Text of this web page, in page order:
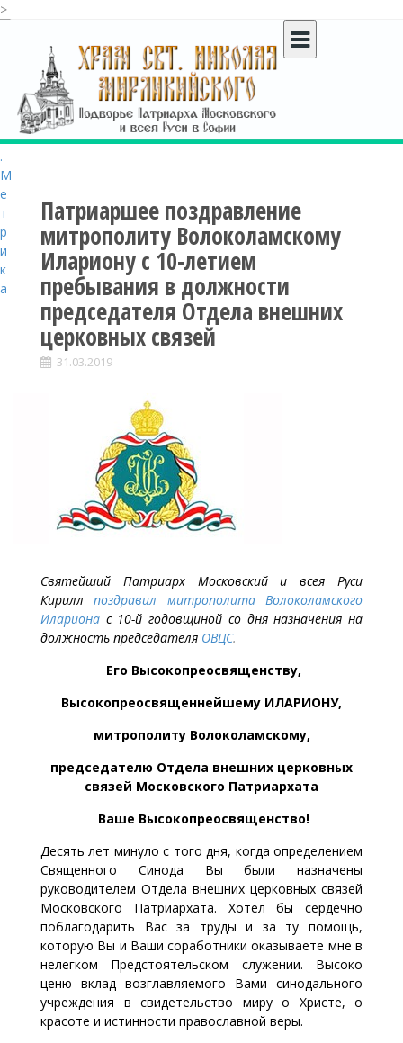
>
c
o
n
t
e
n
t
Патриаршее поздравление
митрополиту Волоколамскому
Илариону с 10-летием
пребывания в должности
председателя Отдела внешних
церковных связей
31.03.2019
Святейший Патриарх Московский и всея Руси
Кириллпоздравил
митрополита Волоколамского
Илариона с 10-й годовщиной со дня назначения на
должность председателя ОВЦС.
Его Высокопреосвященству,
Высокопреосвященнейшему ИЛАРИОНУ,
митрополиту Волоколамскому,
председателю Отдела внешних церковных
связей Московского Патриархата
Ваше Высокопреосвященство!
Десять лет минуло с того дня, когда определением
Священного Синода Вы были назначены
руководителем Отдела внешних церковных связей
Московского Патриархата. Хотел бы сердечно
поблагодарить Вас за труды и за ту помощь,
которую Вы и Ваши соработники оказываете мне в
нелегком Предстоятельском служении. Высоко
ценю вклад возглавляемого Вами синодального
учреждения в свидетельство миру о Христе, о
красоте и истинности православной веры.